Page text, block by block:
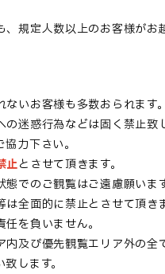
規定人数以上のお客様がお
いお客様も多数おられます
迷惑行為などは固く禁止致し
力下さい。
止とさせて頂きます。
でのご観覧はご遠慮願います
全面的に禁止とさせて頂き
を負いません。
及び優先観覧エリア外の
します。